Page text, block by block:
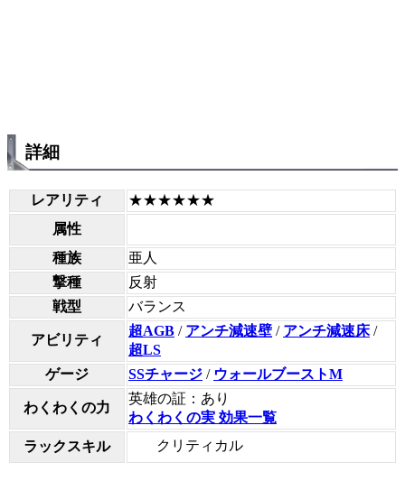
詳細
レアリティ
★★★★★★
属性
種族
亜人
撃種
反射
戦型
バランス
アビリティ
超AGB / アンチ減速壁 / アンチ減速床/
超LS
ゲージ
SSチャージ / ウォールブーストM
わくわくの力
英雄の証：あり
わくわくの実 効果一覧
ラックスキル
クリティカル